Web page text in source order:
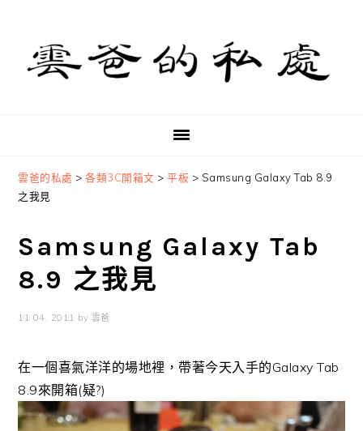
primary
navigation
content
primary
sidebar
雲爸的私處 >各類3C開箱文 >平板 > Samsung Galaxy Tab 8.9
之我見
Samsung Galaxy Tab
8.9 之我見
11 04, 2011 by 雲爸
在一個喜氣洋洋的場地裡，帶著今天入手的Galaxy Tab
8.9來開箱(疑?)